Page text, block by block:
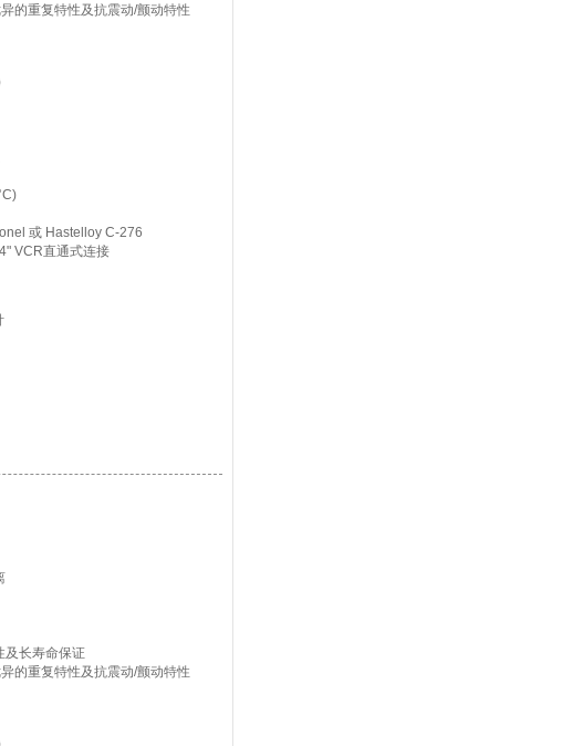
的重复特性及抗震动/颤动特性
或 Hastelloy C-276
VCR直通式连接
及长寿命保证
的重复特性及抗震动/颤动特性